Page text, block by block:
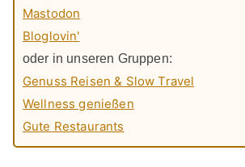
Mastodon
Bloglovin'
oder in unseren Gruppen:
Genuss Reisen & Slow Travel
Wellness genießen
Gute Restaurants